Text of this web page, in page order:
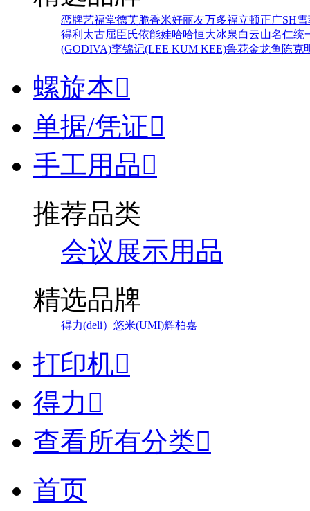
恋牌艺福堂德芙脆香米好丽友万多福立顿正广SH
得利 太古屈臣氏依能娃哈哈恒大冰泉白云山名仁统
(GODIVA)李锦记(LEE KUM KEE)鲁花金龙鱼 陈克
螺旋本
单据/凭证
手工用品
推荐品类
会议展示用品
精选品牌
得力(deli） 悠米(UMI)辉柏嘉
打印机
得力 
查看所有分类
首页